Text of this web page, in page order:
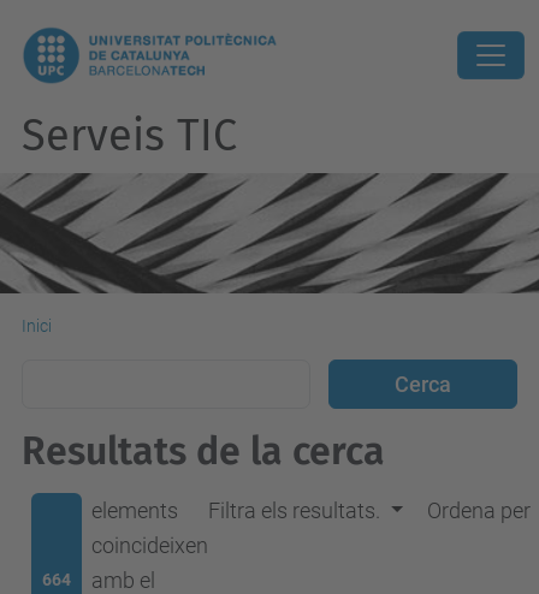
Serveis TIC
Inici
Resultats de la cerca
664
elements
coincideixen
amb el
Filtra els resultats. Ordena per